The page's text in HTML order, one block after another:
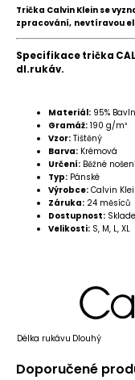
Trička Calvin Klein se
zpracování, nevtíravou
Specifikace trička
dl.rukáv.
Materiál: 95%
Gramáž: 190 g/m²
Vzor: Tištěný
Barva: Krémová
Určení: Běžné
Typ: Pánské
Výrobce: Calvin
Záruka: 24 měsíců
Dostupnost:
Velikosti: S, M, L, XL
Délka rukávu Dlouhý
Doporučené